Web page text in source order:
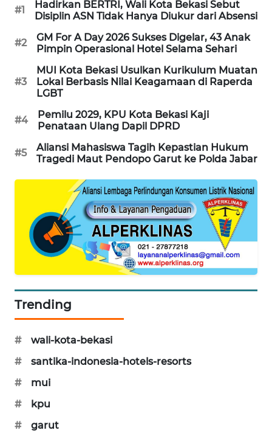
#1
Hadirkan BERTRI, Wali Kota Bekasi Sebut
Disiplin ASN Tidak Hanya Diukur dari Absensi
#2
GM For A Day 2026 Sukses Digelar, 43 Anak
Pimpin Operasional Hotel Selama Sehari
#3
MUI Kota Bekasi Usulkan Kurikulum Muatan
Lokal Berbasis Nilai Keagamaan di Raperda
LGBT
#4
Pemilu 2029, KPU Kota Bekasi Kaji
Penataan Ulang Dapil DPRD
#5
Aliansi Mahasiswa Tagih Kepastian Hukum
Tragedi Maut Pendopo Garut ke Polda Jabar
Trending
#
wali-kota-bekasi
#
santika-indonesia-hotels-resorts
#
mui
#
kpu
#
garut